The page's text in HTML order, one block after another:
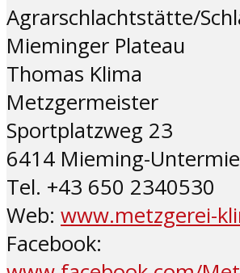
Agrarschlachtstätte/
Mieminger Plateau
Thomas Klima
Metzgermeister
Sportplatzweg 23
6414 Mieming-
Tel. +43 650 2340530
Web: www.metzgerei-
Facebook: